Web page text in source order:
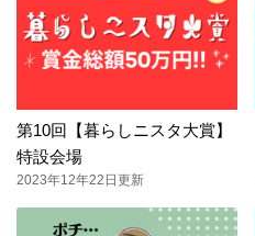
第10回【暮らしニスタ大賞】
特設会場
2023年12年22日更新